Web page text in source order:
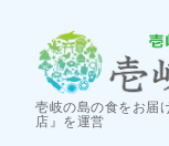
壱岐の島の食をお届
店』を運営